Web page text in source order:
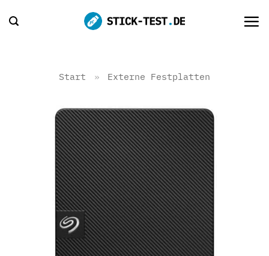
Inhalt
Start » Externe Festplatten